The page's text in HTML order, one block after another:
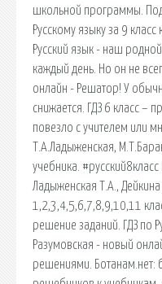
школьной программы.
Русскому языку за 9
Русский язык - наш
каждый день. Но он не
онлайн - Решатор! У
снижается. ГДЗ 6 класс –
повезло с учителем или
Т.А.Ладыженская,
учебника.
Ладыженская Т.А.,
1,2,3,4,5,6,7,8,9,10,11
решение заданий. ГДЗ по
Разумовская - новый
решениями. Ботанам.нет: